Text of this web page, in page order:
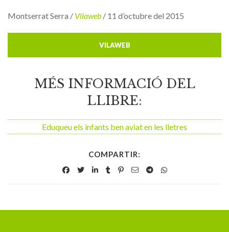
Montserrat Serra / Vilaweb / 11 d’octubre del 2015
VILAWEB
MÉS INFORMACIÓ DEL
LLIBRE:
Eduqueu els infants ben aviat en les lletres
COMPARTIR: